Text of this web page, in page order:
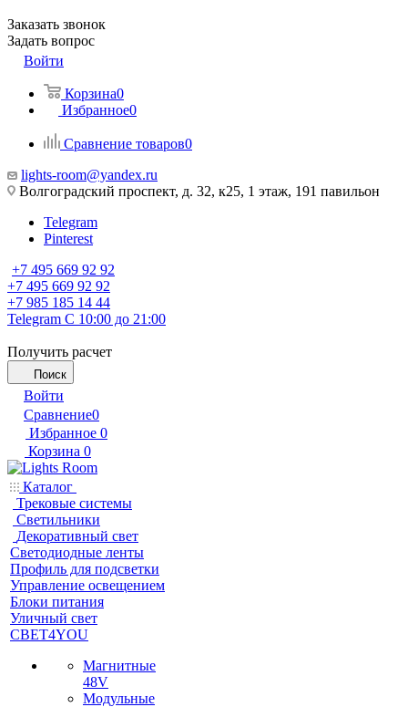
Заказать звонок
Задать вопрос
Войти
Корзина0
Избранное0
Сравнение товаров0
lights-room@yandex.ru
Волгоградский проспект, д. 32, к25, 1 этаж, 191 павильон
Telegram
Pinterest
+7 495 669 92 92
+7 495 669 92 92
+7 985 185 14 44
Telegram С 10:00 до 21:00
Получить расчет
Поиск
Войти
Сравнение0
Избранное 0
Корзина 0
Каталог
Трековые системы
Светильники
Декоративный свет
Светодиодные ленты
Профиль для подсветки
Управление освещением
Блоки питания
Уличный свет
СВЕТ4YOU
Магнитные
48V
Модульные